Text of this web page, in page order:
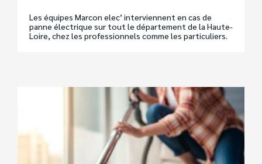
Les équipes Marcon elec’ interviennent en cas de
panne électrique sur tout le département de la Haute-
Loire, chez les professionnels comme les particuliers.